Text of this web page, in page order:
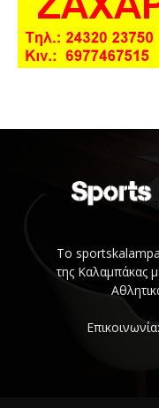
Το
της Καλαμπάκας
Επικοινωνία: